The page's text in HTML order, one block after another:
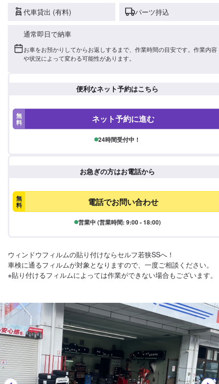
代車貸出 (有料) パーツ持込
通常即日で納車
お車をお預かりしてからお返しするまで、作業時間の目安です。作業内容
や状況によって変わる可能性があります。
便利なネット予約はこちら
無
料 ネット予約に進む
24時間受付中！
お急ぎの方はお電話から
無
料 電話でお問い合わせ
営業中 (営業時間: 9:00 - 18:00)
ウィンドウフィルムの貼り付けならセルフ若狭SSへ！
車検に通るフィルムが対象となりますので、一度ご相談ください。
※貼り付けるフィルムによっては作業ができない場合もございます。